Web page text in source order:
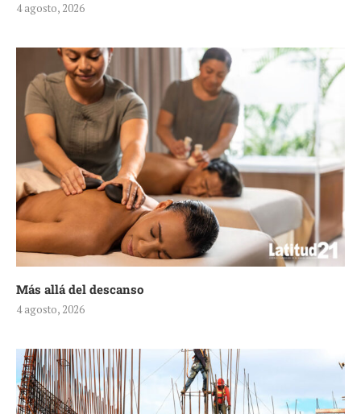
4 agosto, 2026
Más allá del descanso
4 agosto, 2026